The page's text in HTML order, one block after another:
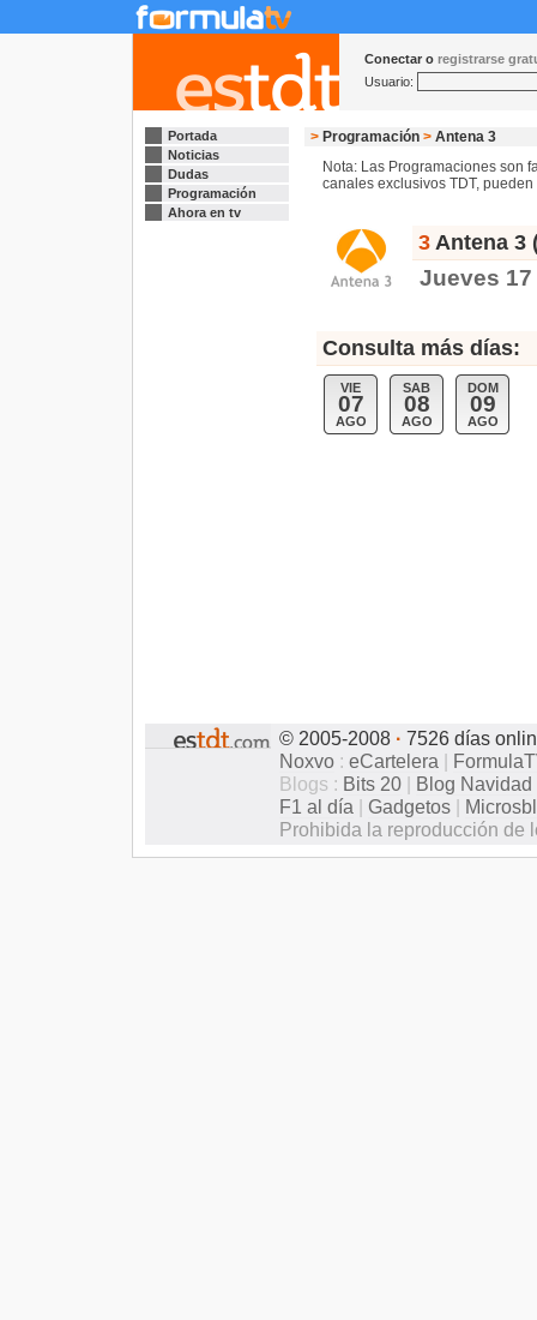
Conectar o registrarse
Usuario:
Portada
Noticias
Dudas
Programación
Ahora en tv
> Programación > Antena 3
Nota: Las Programaciones son
canales exclusivos TDT,
3 Antena 3
Jueves
Consulta más días:
VIE
07
AGO
SAB
08
AGO
DOM
09
AGO
© 2005-2008 · 7526 días
Noxvo : eCartelera |
Blogs : Bits 20 | Blog Navidad
F1 al día | Gadgetos |
Prohibida la reproducción de